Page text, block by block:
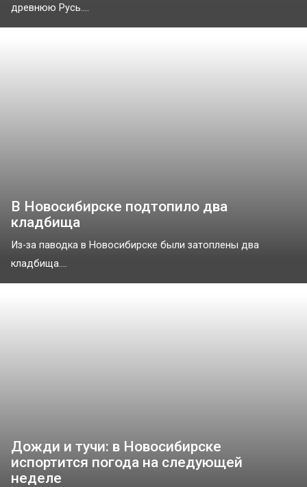
древнюю Русь....
В Новосибирске подтопило два
кладбища
Из-за паводка в Новосибирске были затоплены два
кладбища....
Дожди и тучи: в Новосибирске
испортится погода на следующей
неделе